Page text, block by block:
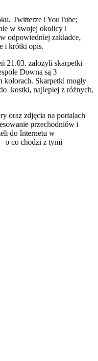
Twitterze i YouTube;
w swojej okolicy i
odpowiedniej zakładce,
i krótki opis.
21.03. założyli skarpetki –
Downa są 3
kolorach. Skarpetki mogły
kostki, najlepiej z różnych,
oraz zdjęcia na portalach
przechodniów i
do Internetu w
o co chodzi z tymi